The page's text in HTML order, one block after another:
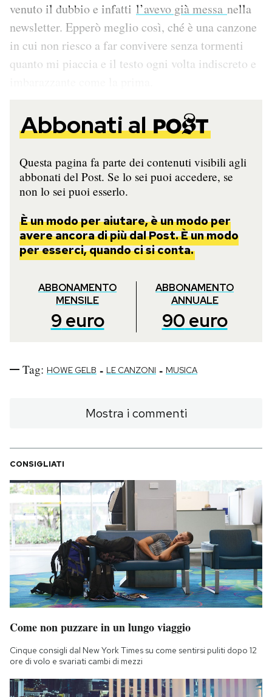
venuto il dubbio e infatti l’avevo già messa nella
newsletter. Epperò meglio così, ché è una canzone
in cui non riesco a far convivere senza tormenti
quanto mi piaccia e il testo ogni volta indiscreto e
Abbonati al
Questa pagina fa parte dei contenuti visibili agli
abbonati del Post. Se lo sei puoi accedere, se
non lo sei puoi esserlo.
È un modo per aiutare, è un modo per
avere ancora di più dal Post. È un modo
per esserci, quando ci si conta.
ABBONAMENTO
MENSILE
9 euro
ABBONAMENTO
ANNUALE
90 euro
Tag: HOWE GELB - LE CANZONI - MUSICA
Mostra i commenti
CONSIGLIATI
Come non puzzare in un lungo viaggio
Cinque consigli dal New York Times su come sentirsi puliti dopo 12
ore di volo e svariati cambi di mezzi